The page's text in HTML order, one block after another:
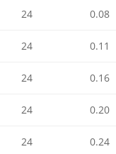
24
0.08
24
0.11
24
0.16
24
0.20
24 0.24